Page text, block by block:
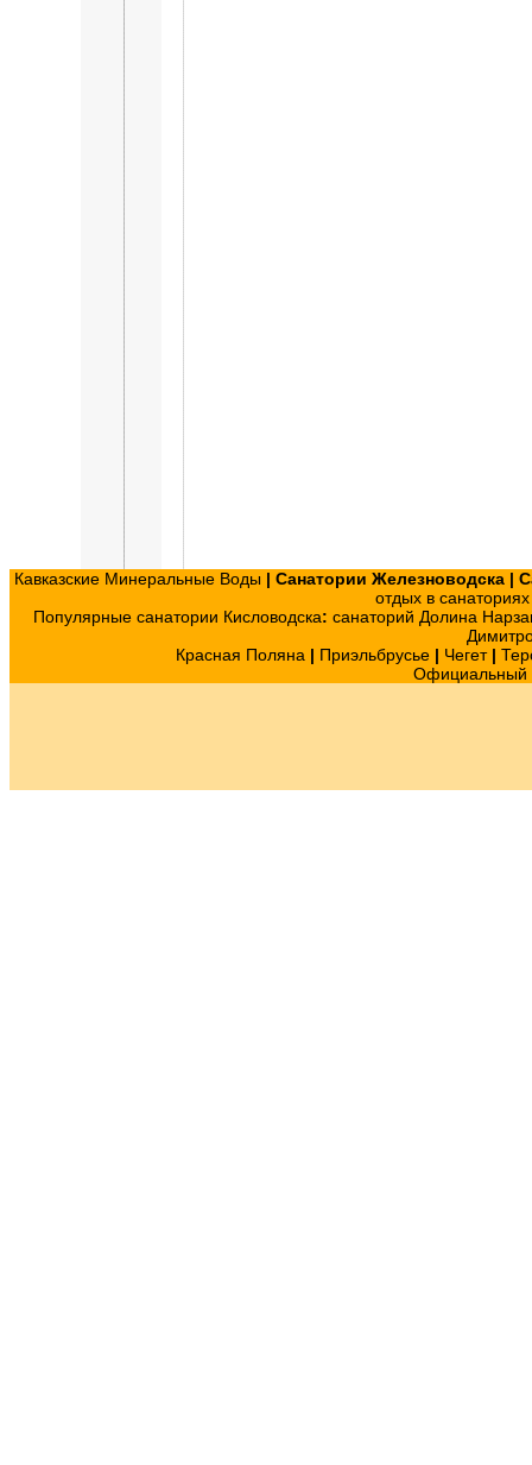
Кавказские Минеральные Воды | Санатории Железноводска |
отдых в
Популярные санатории Кисловодска: санаторий Долина
Красная Поляна | Приэльбрусье| Чегет|
Официальный